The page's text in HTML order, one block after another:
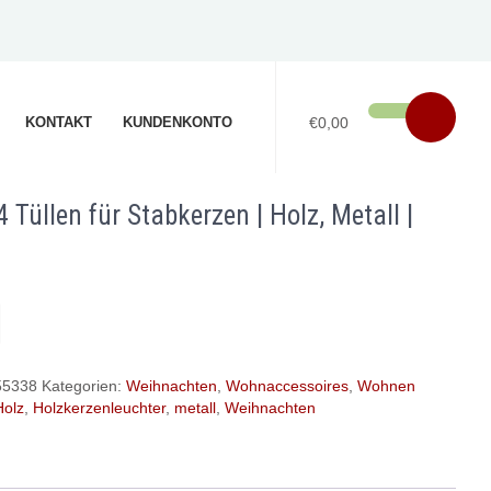
€0,00
KONTAKT KUNDENKONTO
Tüllen für Stabkerzen | Holz, Metall |
Kategorien: Weihnachten Wohnaccessoires, Wohnen
, Holzkerzenleuchter, metall, Weihnachten